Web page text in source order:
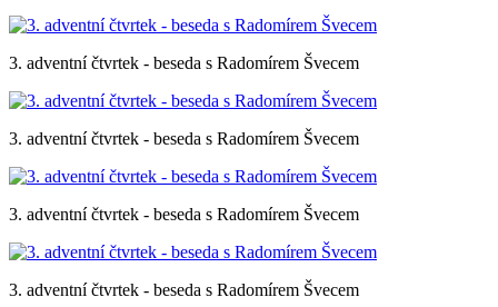
3. adventní čtvrtek - beseda s Radomírem Švecem
3. adventní čtvrtek - beseda s Radomírem Švecem
3. adventní čtvrtek - beseda s Radomírem Švecem
3. adventní čtvrtek - beseda s Radomírem Švecem